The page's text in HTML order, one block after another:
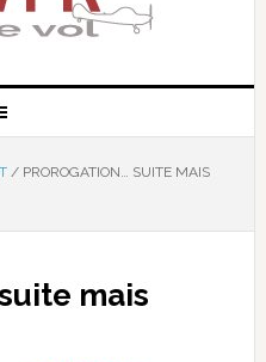
/PROROGATION… SUITE MAIS
mais